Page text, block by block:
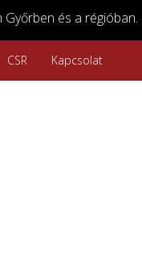
Győrben és a régióban.
CSR Kapcsolat